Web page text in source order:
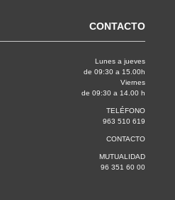
CONTACTO
Lunes a jueves
de 09:30 a 15.00h
Viernes
de 09:30 a 14.00 h
TELÉFONO
963 510 619
CONTACTO
MUTUALIDAD
96 351 60 00